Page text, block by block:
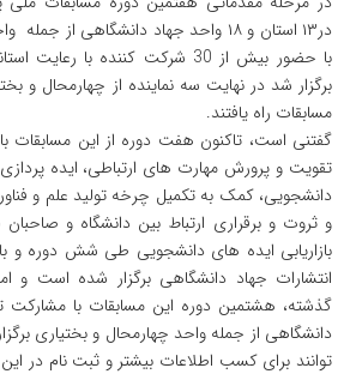
در۱۳ استان و ۱۸ واحد جهاد دانشگاهی از
با حضور بیش از 30 شرکت کننده با
برگزار شد در نهایت سه نماینده از چهارمحال و
مسابقات راه یافتند.
گفتنی است، تاکنون هفت دوره از این
تقویت و پرورش مهارت های ارتباطی، ایده
دانشجویی، کمک به تکمیل چرخه تولید علم و
و ثروت و برقراری ارتباط بین دانشگاه و
بازاریابی ایده های دانشجویی طی شش دوره و
انتشارات جهاد دانشگاهی برگزار شده است
گذشته، هشتمین دوره این مسابقات با مشارکت
دانشگاهی از جمله واحد چهارمحال و بختیاری
توانند برای کسب اطلاعات بیشتر و ثبت نام در